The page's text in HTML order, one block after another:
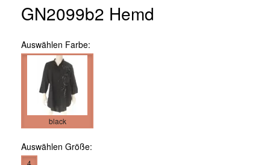
GN2099b2 Hemd
Auswählen Farbe:
black
Auswählen Größe:
4